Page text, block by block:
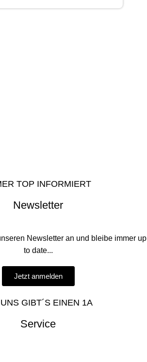
TOP INFORMIERT
Newsletter
Newsletter an und bleibe immer up
to date...
Jetzt anmelden
GIBT´S EINEN 1A
Service